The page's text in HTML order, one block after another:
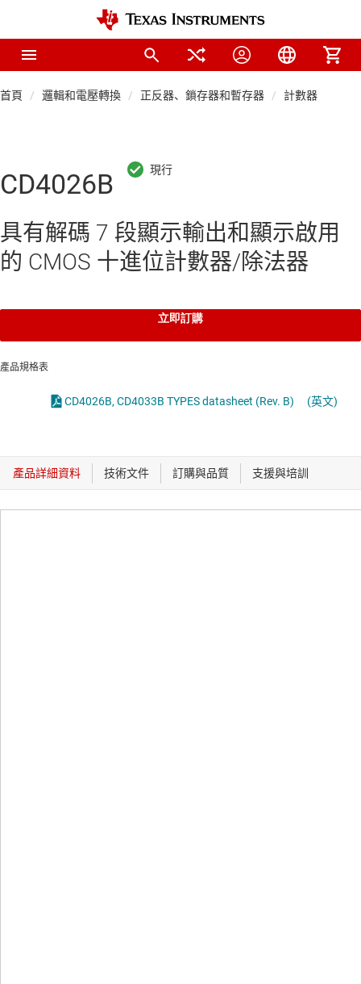
首頁 邏輯和電壓轉換 正反器、鎖存器和暫存器 計數器
CD4026B
具有解碼 7 段顯示輸出和顯示啟用
的 CMOS 十進位計數器/除法器
立即訂購
產品規格表
CD4026B, CD4033B TYPES datasheet (Rev. B) (英文)